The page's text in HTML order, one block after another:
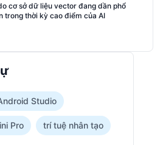
cơ sở dữ liệu vector đang dần phổ
trong thời kỳ cao điểm của AI
Studio
Pro trí tuệ nhân tạo